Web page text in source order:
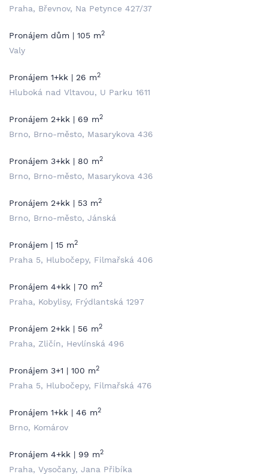
Praha, Břevnov, Na Petynce 427/37
Pronájem dům | 105 m2
Valy
Pronájem 1+kk | 26 m2
Hluboká nad Vltavou, U Parku 1611
Pronájem 2+kk | 69 m2
Brno, Brno-město, Masarykova 436
Pronájem 3+kk | 80 m2
Brno, Brno-město, Masarykova 436
Pronájem 2+kk | 53 m2
Brno, Brno-město, Jánská
Pronájem | 15 m2
Praha 5, Hlubočepy, Filmařská 406
Pronájem 4+kk | 70 m2
Praha, Kobylisy, Frýdlantská 1297
Pronájem 2+kk | 56 m2
Praha, Zličín, Hevlínská 496
Pronájem 3+1 | 100 m2
Praha 5, Hlubočepy, Filmařská 476
Pronájem 1+kk | 46 m2
Brno, Komárov
Pronájem 4+kk | 99 m2
Praha, Vysočany, Jana Přibíka